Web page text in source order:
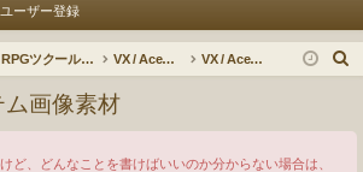
イ ザ
ユーザー登録
RPGツクールVX / VXAce / XP / 2000 VX / Ace：素材の投稿・ダウンロード VX / Ace：システム画像素材
画像素材
ど、どんなことを書けばいいのか分からない場合は、